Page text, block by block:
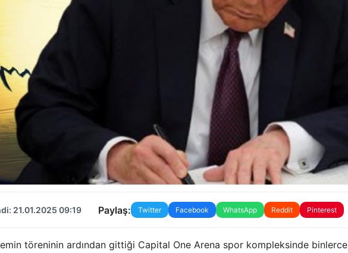
21.01.2025 09:19 Paylaş: Twitter Facebook WhatsApp Reddit Pinterest
töreninin ardından gittiği Capital One Arena spor kompleksinde binlerce